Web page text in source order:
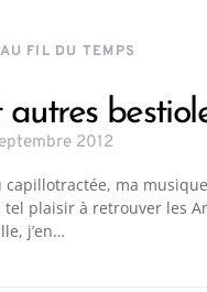
AU FIL DU TEMPS
autres
2012
capillotractée, ma
tel plaisir à retrouver les
j’en…